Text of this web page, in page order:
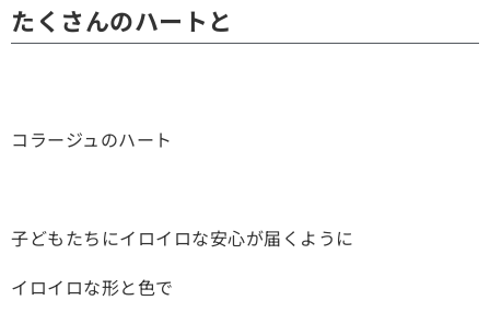
たくさんのハートと
コラージュのハート
子どもたちにイロイロな安心が届くように
イロイロな形と色で